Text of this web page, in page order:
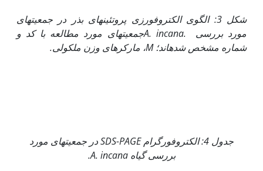
شکل 3: الگوی الکتروفورزی پروتئین­های بذر در جمعیت­های
مورد بررسی
.A. incana
جمعیت­های مورد مطالعه با کد و
شماره مشخص شده­اند؛M، مارکرهای وزن ملکولی.
جدول 4: الکتروفورگرام SDS-PAGEدر جمعیت­های مورد
بررسی گیاهA. incana
.